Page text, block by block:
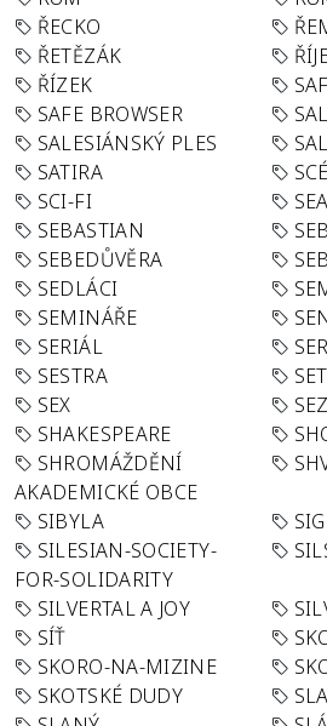
ŘECKO
ŘETĚZÁK
ŘÍZEK
SAFE BROWSER
SALESIÁNSKÝ PLES
SATIRA
SCI-FI
SEBASTIAN
SEBEDŮVĚRA
SEDLÁCI
SEMINÁŘE
SERIÁL
SESTRA
SEX
SHAKESPEARE
SHROMÁŽDĚNÍ
AKADEMICKÉ OBCE
SIBYLA
SILESIAN-SOCIETY-
FOR-SOLIDARITY
SILVERTAL A JOY
SÍŤ
SKORO-NA-MIZINE
SKOTSKÉ DUDY